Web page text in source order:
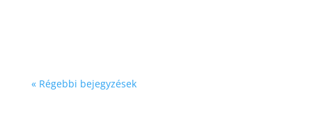
« Régebbi bejegyzések